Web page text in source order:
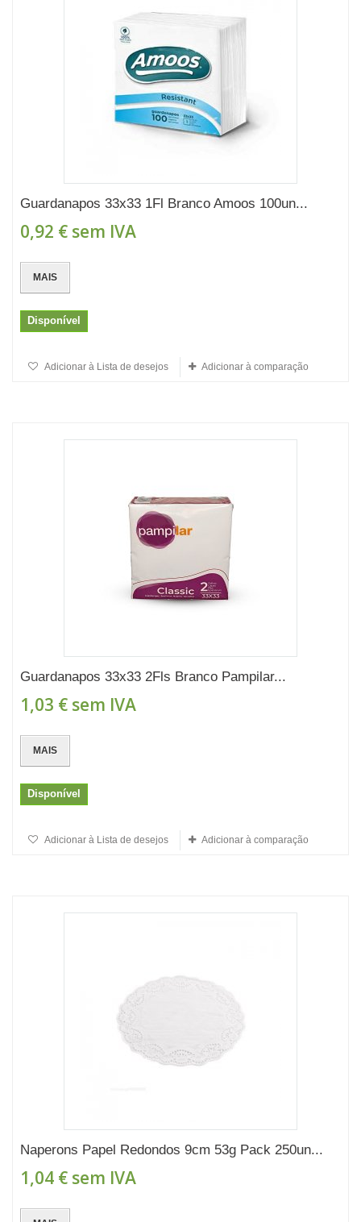
Guardanapos 33x33 1Fl Branco Amoos 100un...
0,92 € sem IVA
MAIS
Disponível
Adicionar à Lista de desejos Adicionar à comparação
Guardanapos 33x33 2Fls Branco Pampilar...
1,03 € sem IVA
MAIS
Disponível
Adicionar à Lista de desejos Adicionar à comparação
Naperons Papel Redondos 9cm 53g Pack 250un...
1,04 € sem IVA